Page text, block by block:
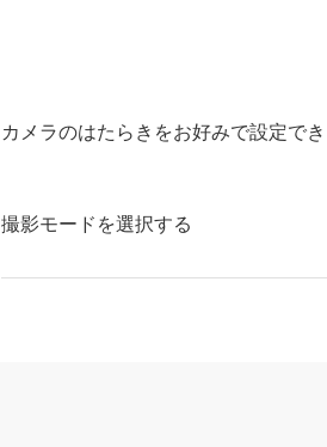
カメラのはたらきをお好みで設定でき
撮影モードを選択する